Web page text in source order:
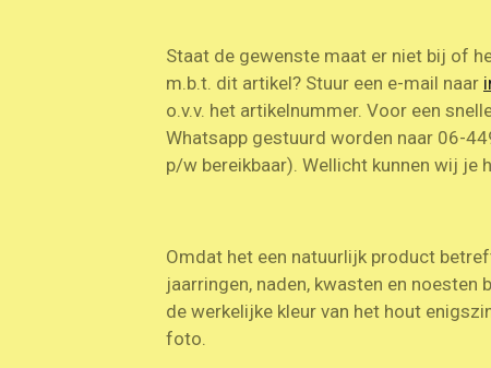
Staat de gewenste maat er niet bij of
m.b.t. dit artikel? Stuur een e-mail naar
o.v.v. het artikelnummer. Voor een
Whatsapp gestuurd worden naar 06-
p/w bereikbaar). Wellicht kunnen wij je
Omdat het een natuurlijk product
jaarringen, naden, kwasten en noesten
de werkelijke kleur van het hout
foto.